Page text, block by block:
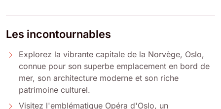
Les incontournables
Explorez la vibrante capitale de la Norvège, Oslo,
connue pour son superbe emplacement en bord de
mer, son architecture moderne et son riche
patrimoine culturel.
Visitez l'emblématique Opéra d'Oslo, un